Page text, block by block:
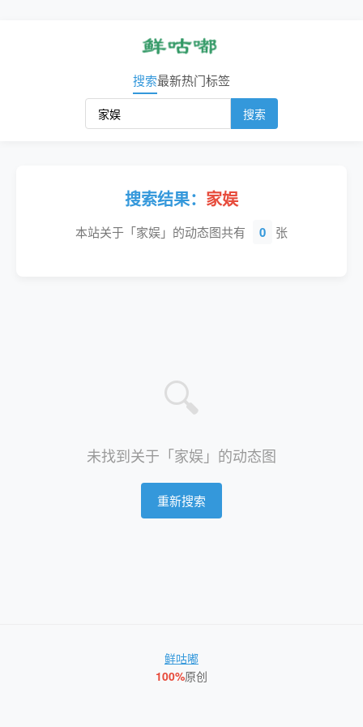
搜索最新热门标签
搜索
搜索结果： 家娱
本站关于「家娱」的动态图共有 0 张
🔍
未找到关于「家娱」的动态图
重新搜索
鲜咕嘟
100%原创